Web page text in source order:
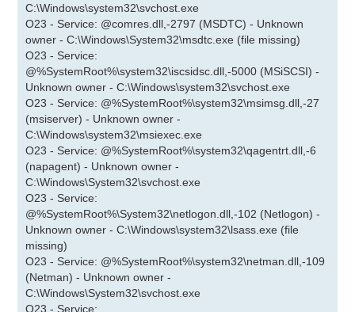
C:\Windows\system32\svchost.exe
O23 - Service: @comres.dll,-2797 (MSDTC) - Unknown
owner - C:\Windows\System32\msdtc.exe (file missing)
O23 - Service:
@%SystemRoot%\system32\iscsidsc.dll,-5000 (MSiSCSI) -
Unknown owner - C:\Windows\system32\svchost.exe
O23 - Service: @%SystemRoot%\system32\msimsg.dll,-27
(msiserver) - Unknown owner -
C:\Windows\system32\msiexec.exe
O23 - Service: @%SystemRoot%\system32\qagentrt.dll,-6
(napagent) - Unknown owner -
C:\Windows\System32\svchost.exe
O23 - Service:
@%SystemRoot%\System32\netlogon.dll,-102 (Netlogon) -
Unknown owner - C:\Windows\system32\lsass.exe (file
missing)
O23 - Service: @%SystemRoot%\system32\netman.dll,-109
(Netman) - Unknown owner -
C:\Windows\System32\svchost.exe
O23 - Service: